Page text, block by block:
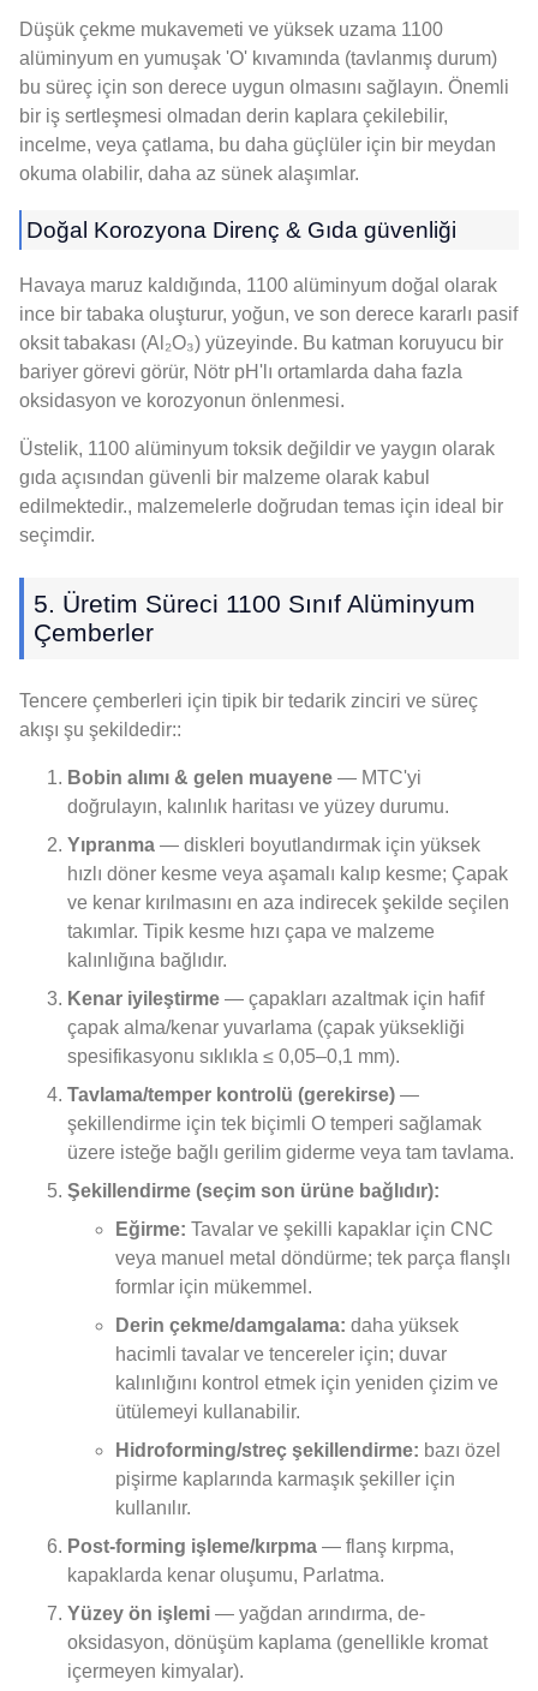
Düşük çekme mukavemeti ve yüksek uzama 1100
alüminyum en yumuşak 'O' kıvamında (tavlanmış durum)
bu süreç için son derece uygun olmasını sağlayın. Önemli
bir iş sertleşmesi olmadan derin kaplara çekilebilir,
incelme, veya çatlama, bu daha güçlüler için bir meydan
okuma olabilir, daha az sünek alaşımlar.
Doğal Korozyona Direnç & Gıda güvenliği
Havaya maruz kaldığında, 1100 alüminyum doğal olarak
ince bir tabaka oluşturur, yoğun, ve son derece kararlı pasif
oksit tabakası (Al₂O₃) yüzeyinde. Bu katman koruyucu bir
bariyer görevi görür, Nötr pH'lı ortamlarda daha fazla
oksidasyon ve korozyonun önlenmesi.
Üstelik, 1100 alüminyum toksik değildir ve yaygın olarak
gıda açısından güvenli bir malzeme olarak kabul
edilmektedir., malzemelerle doğrudan temas için ideal bir
seçimdir.
5. Üretim Süreci 1100 Sınıf Alüminyum
Çemberler
Tencere çemberleri için tipik bir tedarik zinciri ve süreç
akışı şu şekildedir::
Bobin alımı & gelen muayene — MTC'yi
doğrulayın, kalınlık haritası ve yüzey durumu.
Yıpranma — diskleri boyutlandırmak için yüksek
hızlı döner kesme veya aşamalı kalıp kesme; Çapak
ve kenar kırılmasını en aza indirecek şekilde seçilen
takımlar. Tipik kesme hızı çapa ve malzeme
kalınlığına bağlıdır.
Kenar iyileştirme — çapakları azaltmak için hafif
çapak alma/kenar yuvarlama (çapak yüksekliği
spesifikasyonu sıklıkla ≤ 0,05–0,1 mm).
Tavlama/temper kontrolü (gerekirse) —
şekillendirme için tek biçimli O temperi sağlamak
üzere isteğe bağlı gerilim giderme veya tam tavlama.
Şekillendirme (seçim son ürüne bağlıdır):
Eğirme: Tavalar ve şekilli kapaklar için CNC
veya manuel metal döndürme; tek parça flanşlı
formlar için mükemmel.
Derin çekme/damgalama: daha yüksek
hacimli tavalar ve tencereler için; duvar
kalınlığını kontrol etmek için yeniden çizim ve
ütülemeyi kullanabilir.
Hidroforming/streç şekillendirme: bazı özel
pişirme kaplarında karmaşık şekiller için
kullanılır.
Post-forming işleme/kırpma — flanş kırpma,
kapaklarda kenar oluşumu, Parlatma.
Yüzey ön işlemi — yağdan arındırma, de-
oksidasyon, dönüşüm kaplama (genellikle kromat
içermeyen kimyalar).